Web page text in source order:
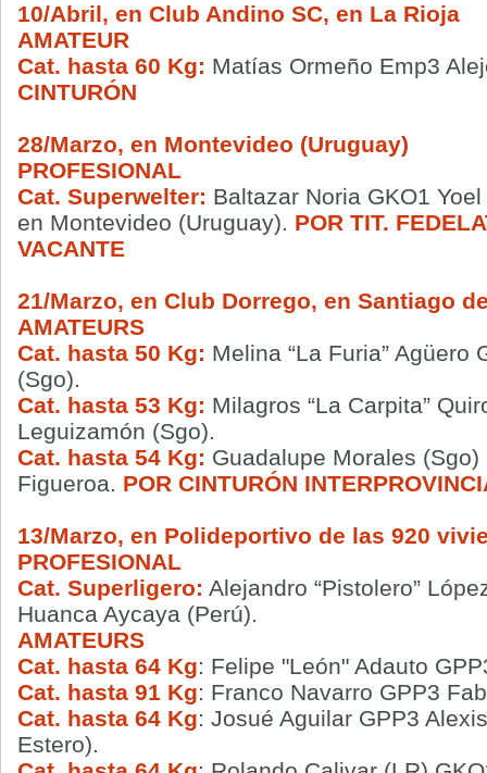
10/Abril, en Club Andino SC, en La Rioja
AMATEUR
Cat. hasta 60 Kg: Matías Ormeño Emp3
CINTURÓN
28/Marzo, en Montevideo (Uruguay)
PROFESIONAL
Cat. Superwelter: Baltazar Noria GKO1
en Montevideo (Uruguay). POR TIT.
VACANTE
21/Marzo, en Club Dorrego, en Santiago
AMATEURS
Cat. hasta 50 Kg: Melina “La Furia” Agüero
(Sgo).
Cat. hasta 53 Kg: Milagros “La Carpita”
Leguizamón (Sgo).
Cat. hasta 54 Kg: Guadalupe Morales (Sgo)
Figueroa. POR CINTURÓN
13/Marzo, en Polideportivo de las 920
PROFESIONAL
Cat. Superligero: Alejandro “Pistolero”
Huanca Aycaya (Perú).
AMATEURS
Cat. hasta 64 Kg: Felipe "León" Adauto
Cat. hasta 91 Kg: Franco Navarro GPP3
Cat. hasta 64 Kg: Josué Aguilar GPP3
Estero).